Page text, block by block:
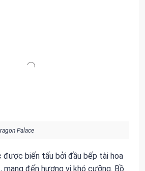
Palace
được biến tấu bởi đầu bếp tài hoa
mang đến hương vị khó cưỡng. Bồ